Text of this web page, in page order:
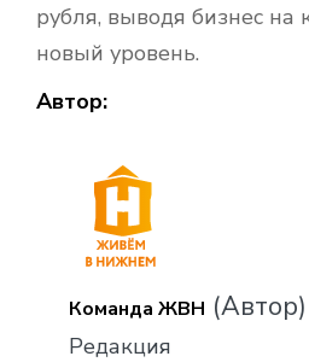
рубля, выводя бизнес на
новый уровень.
Автор:
Команда ЖВН (Автор)
Редакция